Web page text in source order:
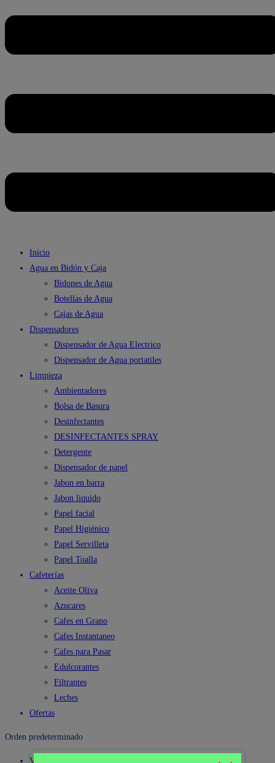
Inicio
Agua en Bidón y Caja
Bidones de Agua
Botellas de Agua
Cajas de Agua
Dispensadores
Dispensador de Agua Electrico
Dispensador de Agua portatiles
Limpieza
Ambientadores
Bolsa de Basura
Desinfectantes
DESINFECTANTES SPRAY
Detergente
Dispensador de papel
Jabon en barra
Jabon liquido
Papel facial
Papel Higiénico
Papel Servilleta
Papel Toalla
Cafeterías
Aceite Oliva
Azucares
Cafes en Grano
Cafes Instantaneo
Cafes para Pasar
Edulcorantes
Filtrantes
Leches
Ofertas
Orden predeterminado
Visualización: